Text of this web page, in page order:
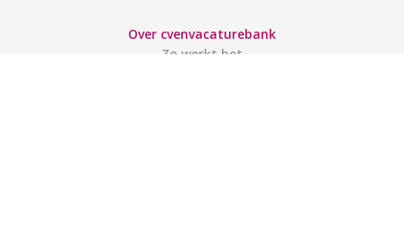
Over cvenvacaturebank
Zo werkt het